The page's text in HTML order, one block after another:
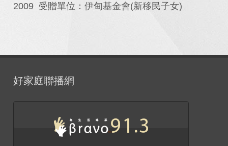
2009 受贈單位：伊甸基金會(新移民子女)
好家庭聯播網